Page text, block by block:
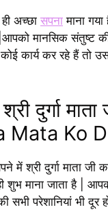
अच्छा सपना माना
मानसिक संतुष्ट
कार्य कर रहे हैं तो
दुर्गा
Mata Ko
में श्री दुर्गा माता जी
शुभ माना जाता है |
सभी परेशानियां भी दूर